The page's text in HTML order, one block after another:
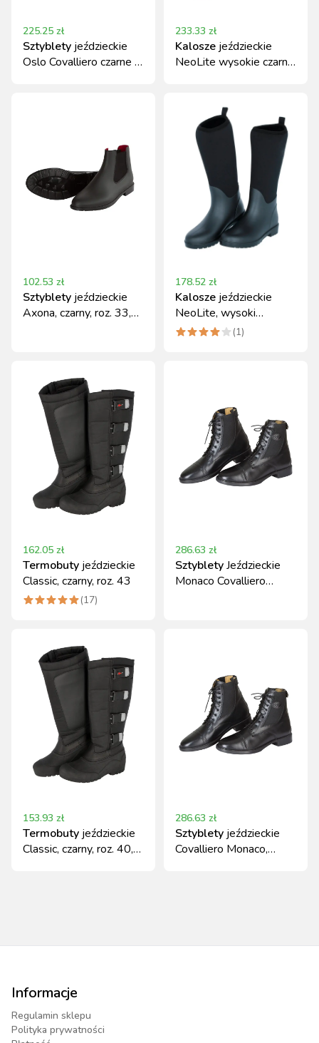
225.25 zł
Sztyblety jeździeckie
Oslo Covalliero czarne r.
233.33 zł
Kalosze jeździeckie
NeoLite wysokie czarny
102.53 zł
Sztyblety jeździeckie
Axona, czarny, roz. 33,
178.52 zł
Kalosze jeździeckie
NeoLite, wysoki
komfort, roz. 38,
(1)
162.05 zł
Termobuty jeździeckie
Classic, czarny, roz. 43
(17)
286.63 zł
SztybletyJeździeckie
Monaco Covalliero
153.93 zł
Termobuty jeździeckie
Classic, czarny, roz. 40,
286.63 zł
Sztyblety jeździeckie
Covalliero Monaco,
Informacje
Regulamin sklepu
Polityka prywatności